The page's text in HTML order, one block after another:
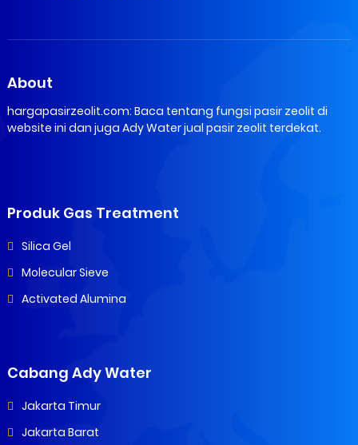
About
hargapasirzeolit.com: Baca tentang fungsi pasir zeolit di
website ini dan juga Ady Water jual pasir zeolit terdekat.
Produk Gas Treatment
Silica Gel
Molecular Sieve
Activated Alumina
Cabang Ady Water
Jakarta Timur
Jakarta Barat